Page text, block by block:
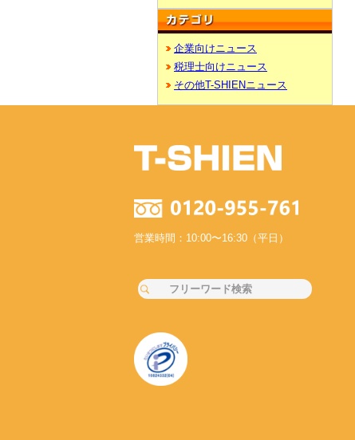
企業向けニュース
税理士向けニュース
その他T-SHIENニュース
営業時間：10:00〜16:30（平日）